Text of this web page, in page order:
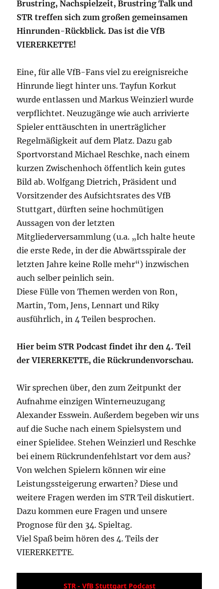
Brustring, Nachspielzeit, Brustring Talk und
STR treffen sich zum großen gemeinsamen
Hinrunden-Rückblick. Das ist die VfB
VIERERKETTE!
Eine, für alle VfB-Fans viel zu ereignisreiche
Hinrunde liegt hinter uns. Tayfun Korkut
wurde entlassen und Markus Weinzierl wurde
verpflichtet. Neuzugänge wie auch arrivierte
Spieler enttäuschten in unerträglicher
Regelmäßigkeit auf dem Platz. Dazu gab
Sportvorstand Michael Reschke, nach einem
kurzen Zwischenhoch öffentlich kein gutes
Bild ab. Wolfgang Dietrich, Präsident und
Vorsitzender des Aufsichtsrates des VfB
Stuttgart, dürften seine hochmütigen
Aussagen von der letzten
Mitgliederversammlung (u.a. „Ich halte heute
die erste Rede, in der die Abwärtsspirale der
letzten Jahre keine Rolle mehr“) inzwischen
auch selber peinlich sein.
Diese Fülle von Themen werden von Ron,
Martin, Tom, Jens, Lennart und Riky
ausführlich, in 4 Teilen besprochen.
Hier beim STR Podcast findet ihr den 4. Teil
der VIERERKETTE, die Rückrundenvorschau.
Wir sprechen über, den zum Zeitpunkt der
Aufnahme einzigen Winterneuzugang
Alexander Esswein. Außerdem begeben wir uns
auf die Suche nach einem Spielsystem und
einer Spielidee. Stehen Weinzierl und Reschke
bei einem Rückrundenfehlstart vor dem aus?
Von welchen Spielern können wir eine
Leistungssteigerung erwarten? Diese und
weitere Fragen werden im STR Teil diskutiert.
Dazu kommen eure Fragen und unsere
Prognose für den 34. Spieltag.
Viel Spaß beim hören des 4. Teils der
VIERERKETTE.